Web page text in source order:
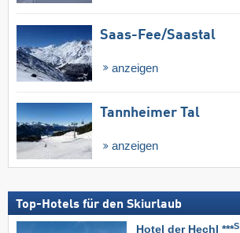
Saas-Fee/​Saastal
anzeigen
Tannheimer Tal
anzeigen
Top-Hotels für den Skiurlaub
Hotel der Hechl ***S